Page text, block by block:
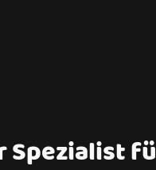
Spezialist